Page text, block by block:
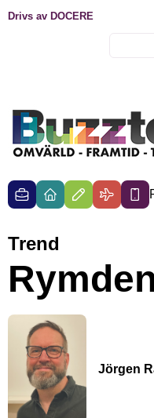
Drivs av DOCERE
Trend
Jörgen